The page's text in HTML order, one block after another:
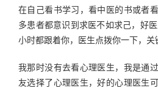
在自己看书学习，看中医的书或者
多患者都意识到求医不如求己，好
小时都跟着你，医生点拨你一下，关
我那时没有去看心理医生，我是通
友选择了心理医生，好的心理医生